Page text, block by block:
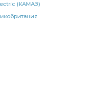
(КАМАЗ)